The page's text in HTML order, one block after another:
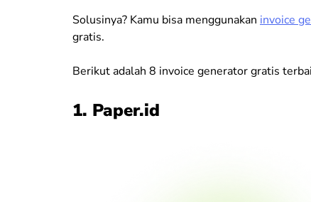
Solusinya? Kamu bisa menggunakan invoice
gratis.
Berikut adalah 8 invoice generator gratis
1. Paper.id